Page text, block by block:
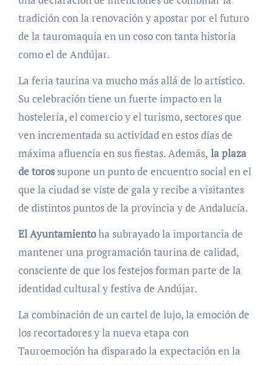
tradición con la renovación y apostar por el futuro
de la tauromaquia en un coso con tanta historia
como el de Andújar.
La feria taurina va mucho más allá de lo artístico.
Su celebración tiene un fuerte impacto en la
hostelería, el comercio y el turismo, sectores que
ven incrementada su actividad en estos días de
máxima afluencia en sus fiestas. Además, la plaza
de torossupone un punto de encuentro social en el
que la ciudad se viste de gala y recibe a visitantes
de distintos puntos de la provincia y de Andalucía.
El Ayuntamientoha subrayado la importancia de
mantener una programación taurina de calidad,
consciente de que los festejos forman parte de la
identidad cultural y festiva de Andújar.
La combinación de un cartel de lujo, la emoción de
los recortadores y la nueva etapa con
Tauroemoción ha disparado la expectación en la